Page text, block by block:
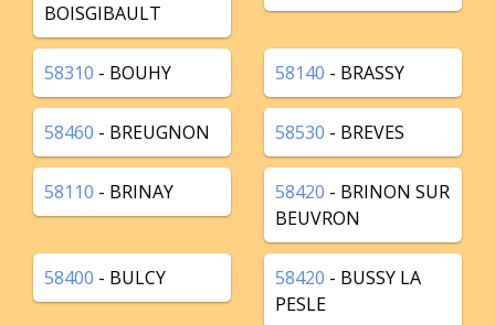
BOISGIBAULT
58310 - BOUHY 58140 - BRASSY
58460 - BREUGNON 58530 - BREVES
58110 - BRINAY 58420 - BRINON SUR
BEUVRON
58400 - BULCY 58420 - BUSSY LA
PESLE